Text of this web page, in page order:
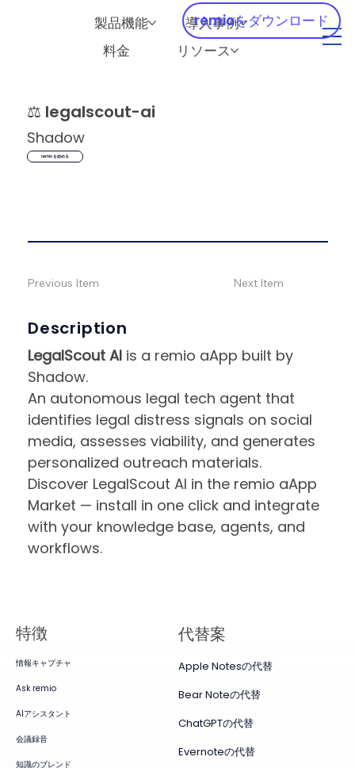
製品機能
導入事例
料金
リソース
remioをダウンロード
⚖️ legalscout-ai
Shadow
remio を始める
Description
LegalScout AI is a remio aApp built by
Shadow.
An autonomous legal tech agent that
identifies legal distress signals on social
media, assesses viability, and generates
personalized outreach materials.
Discover LegalScout AI in the remio aApp
Market — install in one click and integrate
with your knowledge base, agents, and
workflows.
Previous Item Next Item
特徴
情報キャプチャ
Ask remio
AIアシスタント
会議録音
知識のブレンド
代替案
Apple Notesの代替
Bear Noteの代替
ChatGPTの代替
Evernoteの代替